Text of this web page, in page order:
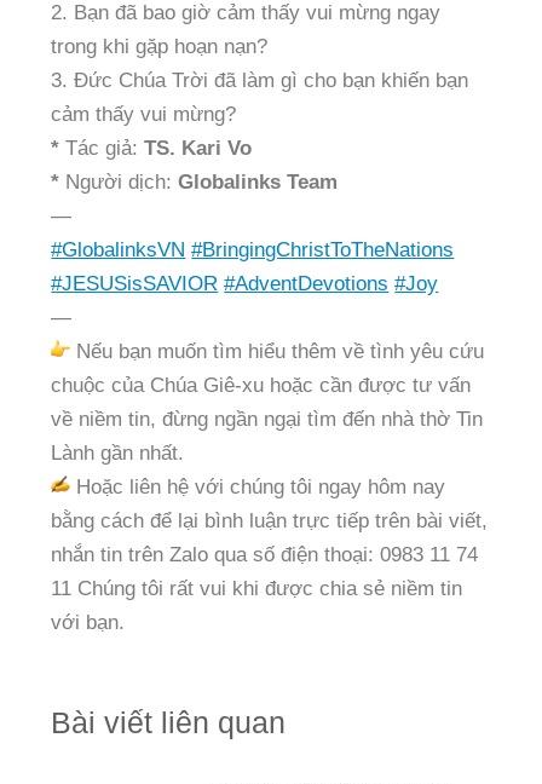
2. Bạn đã bao giờ cảm thấy vui mừng ngay
trong khi gặp hoạn nạn?
3. Đức Chúa Trời đã làm gì cho bạn khiến bạn
cảm thấy vui mừng?
* Tác giả:TS. Kari Vo
* Người dịch:Globalinks Team
—
#GlobalinksVN #BringingChristToTheNations
#JESUSisSAVIOR #AdventDevotions #Joy
—
Nếu bạn muốn tìm hiểu thêm về tình yêu cứu
chuộc của Chúa Giê-xu hoặc cần được tư vấn
về niềm tin, đừng ngần ngại tìm đến nhà thờ Tin
Lành gần nhất.
Hoặc liên hệ với chúng tôi ngay hôm nay
bằng cách để lại bình luận trực tiếp trên bài viết,
nhắn tin trên Zalo qua số điện thoại: 0983 11 74
11 Chúng tôi rất vui khi được chia sẻ niềm tin
với bạn.
Bài viết liên quan